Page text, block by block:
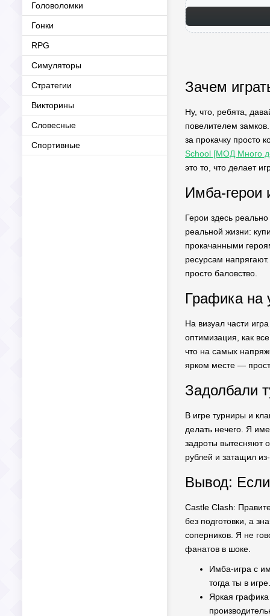
Головоломки
Гонки
RPG
Симуляторы
Стратегии
Викторины
Словесные
Спортивные
Зачем
Ну, что, ребята,
повелителем
за прокачку просто
School [МОД Много
это то, что делает
Имба-герои
Герои здесь
реальной жизни:
прокачанными
ресурсам
просто баловство.
Графика на
На визуал части
оптимизация, как
что на самых
ярком месте —
Задолбали
В игре турниры и
делать нечего. Я
задроты вытесняют
рублей и затащил
Вывод:
Castle Clash:
без подготовки, а
соперников. Я не
фанатов в шоке.
Имба-игра с
тогда ты в
Яркая